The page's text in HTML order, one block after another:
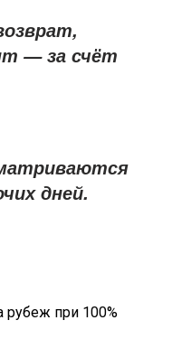
—за счёт
дней.
рубеж при 100%